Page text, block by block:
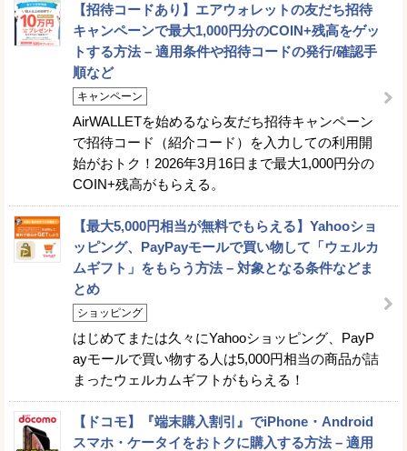
【招待コードあり】エアウォレットの友だち招待
キャンペーンで最大1,000円分のCOIN+残高をゲッ
トする方法 – 適用条件や招待コードの発行/確認手
順など
キャンペーン
AirWALLETを始めるなら友だち招待キャンペーン
で招待コード（紹介コード）を入力しての利用開
始がおトク！2026年3月16日まで最大1,000円分の
COIN+残高がもらえる。
【最大5,000円相当が無料でもらえる】Yahooショ
ッピング、PayPayモールで買い物して「ウェルカ
ムギフト」をもらう方法 – 対象となる条件などま
とめ
ショッピング
はじめてまたは久々にYahooショッピング、PayP
ayモールで買い物する人は5,000円相当の商品が詰
まったウェルカムギフトがもらえる！
【ドコモ】『端末購入割引』でiPhone・Android
スマホ・ケータイをおトクに購入する方法 – 適用